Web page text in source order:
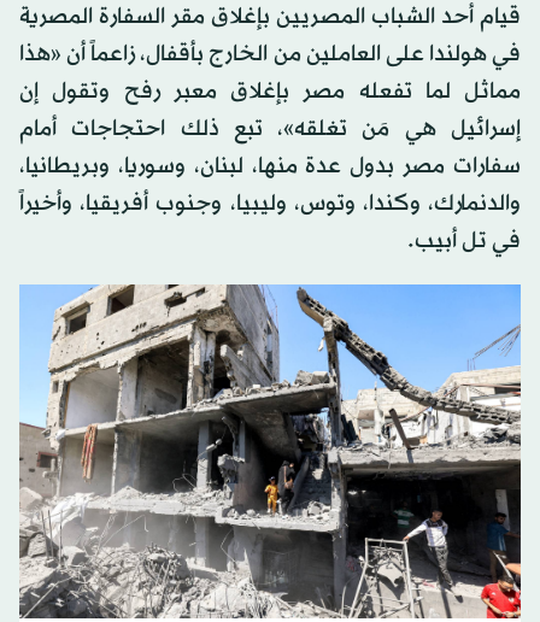
قيام أحد الشباب المصريين بإغلاق مقر السفارة المصرية
في هولندا على العاملين من الخارج بأقفال، زاعماً أن «هذا
مماثل لما تفعله مصر بإغلاق معبر رفح وتقول إن
إسرائيل هي مَن تغلقه»، تبع ذلك احتجاجات أمام
سفارات مصر بدول عدة منها، لبنان، وسوريا، وبريطانيا،
والدنمارك، وكندا، وتوس، وليبيا، وجنوب أفريقيا، وأخيراً
في تل أبيب.